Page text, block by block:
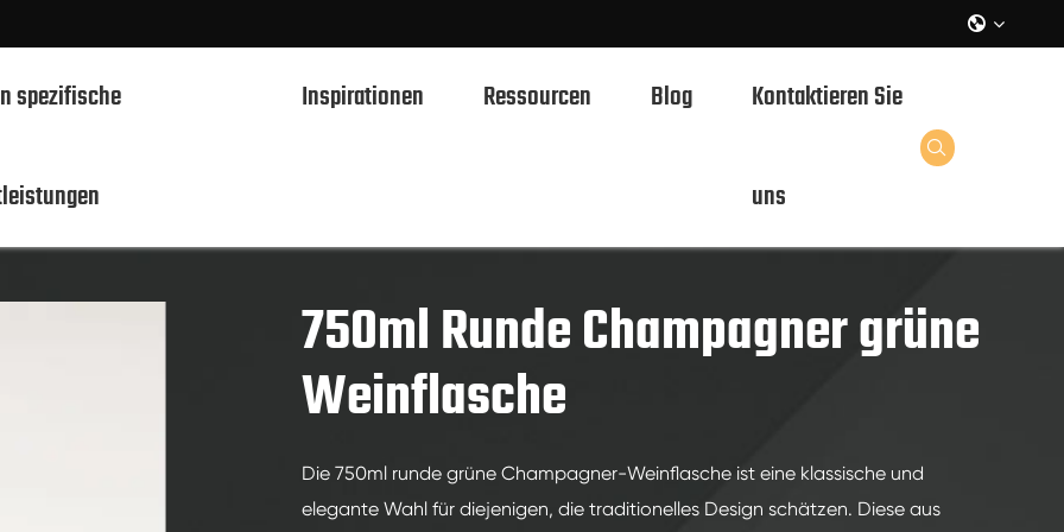

750ml Spirituosen Glasflaschen
700ml Spirituosen Glasflaschen
spezifische Inspirationen Ressourcen Blog Kontaktieren Sie
uns

Runde Champagner grüne Weinflasche
750ml Runde Champagner grüne
Weinflasche
Die 750ml runde grüne Champagner-Weinflasche ist eine klassische und
elegante Wahl für diejenigen, die traditionelles Design schätzen. Diese aus